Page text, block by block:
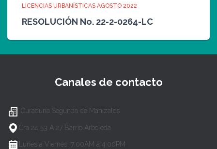
LICENCIAS URBANÍSTICAS AGOSTO 2022
RESOLUCIÓN No. 22-2-0264-LC
Canales de contacto
Curaduría Segunda de Manizales
Cra 24 53 A 27 Barrio Arboleda
Lunes a Viernes, 7:00AM a 4:00PM